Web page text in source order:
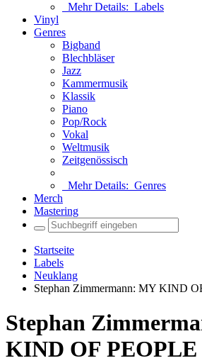
Mehr Details: Labels
Vinyl
Genres
Bigband
Blechbläser
Jazz
Kammermusik
Klassik
Piano
Pop/Rock
Vokal
Weltmusik
Zeitgenössisch
Mehr Details: Genres
Merch
Mastering
Startseite
Labels
Neuklang
Stephan Zimmermann: MY KIND
Stephan
KIND OF PEOPLE